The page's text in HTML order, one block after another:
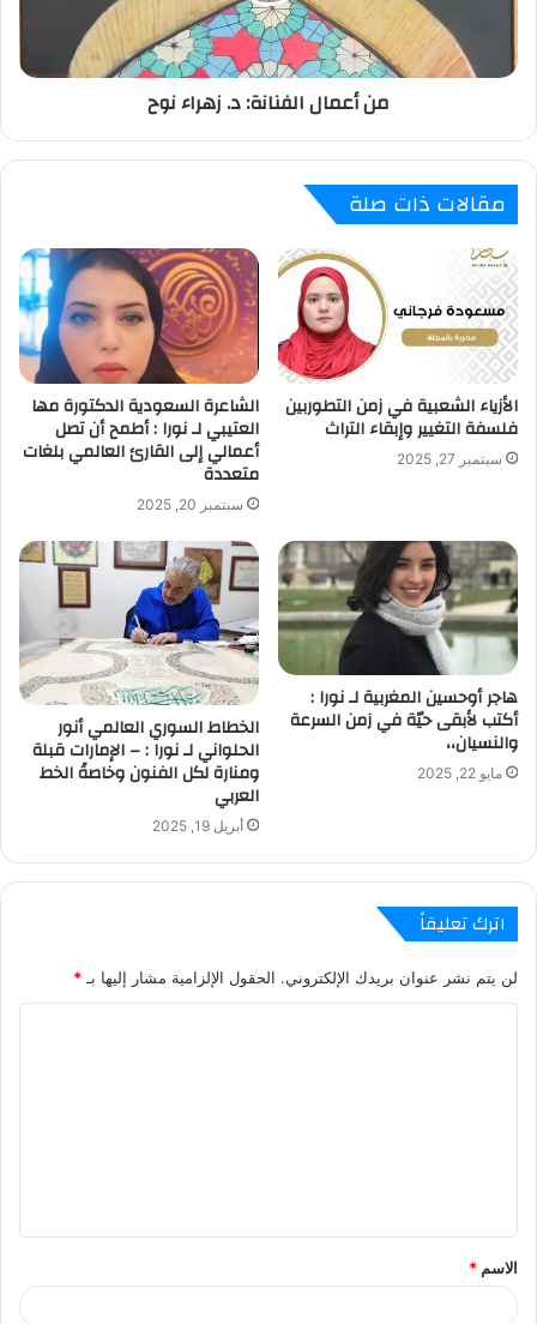
من أعمال الفنانة: د. زهراء نوح
مقالات ذات صلة
الأزياء الشعبية في زمن التطوربين
فلسفة التغيير وإبقاء التراث
سبتمبر 27, 2025
الشاعرة السعودية الدكتورة مها
العتيبي لـ نورا : أطمح أن تصل
أعمالي إلى القارئ العالمي بلغات
متعددة
سبتمبر 20, 2025
هاجر أوحسين المغربية لـ نورا :
أكتب لأبقى حيّة في زمن السرعة
والنسيان،،
مايو 22, 2025
الخطاط السوري العالمي أنور
الحلواني لـ نورا : – الإمارات قبلة
ومنارة لكل الفنون وخاصةً الخط
العربي
أبريل 19, 2025
اترك تعليقاً
لن يتم نشر عنوان بريدك الإلكتروني. الحقول الإلزامية مشار إليها بـ *
ق
*
الاسم *